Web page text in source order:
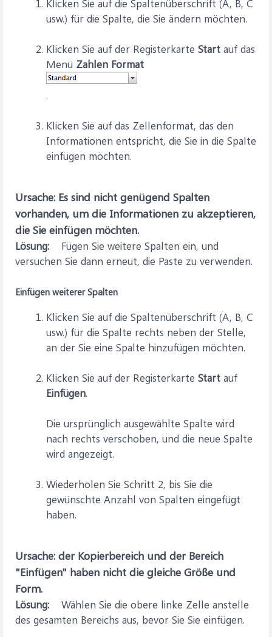
Klicken Sie auf die Spaltenüberschrift (A, B, C
usw.) für die Spalte, die Sie ändern möchten.
Klicken Sie auf der Registerkarte Start auf das
Menü Zahlen Format
.
Klicken Sie auf das Zellenformat, das den
Informationen entspricht, die Sie in die Spalte
einfügen möchten.
Ursache: Es sind nicht genügend Spalten
vorhanden, um die Informationen zu akzeptieren,
die Sie einfügen möchten.
Lösung: Fügen Sie weitere Spalten ein, und
versuchen Sie dann erneut, die Paste zu verwenden.
Einfügen weiterer Spalten
Klicken Sie auf die Spaltenüberschrift (A, B, C
usw.) für die Spalte rechts neben der Stelle,
an der Sie eine Spalte hinzufügen möchten.
Klicken Sie auf der Registerkarte Start auf
Einfügen.
Die ursprünglich ausgewählte Spalte wird
nach rechts verschoben, und die neue Spalte
wird angezeigt.
Wiederholen Sie Schritt 2, bis Sie die
gewünschte Anzahl von Spalten eingefügt
haben.
Ursache: der Kopierbereich und der Bereich
"Einfügen" haben nicht die gleiche Größe und
Form.
Lösung: Wählen Sie die obere linke Zelle anstelle
des gesamten Bereichs aus, bevor Sie Sie einfügen.